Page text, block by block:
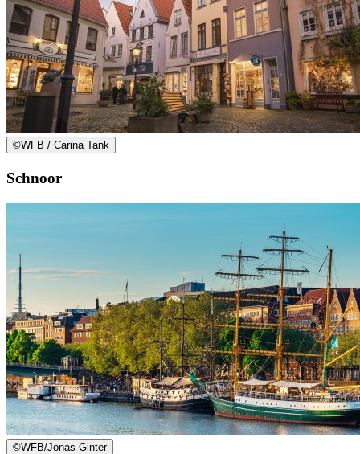
©WFB / Carina Tank
Schnoor
©WFB/Jonas Ginter